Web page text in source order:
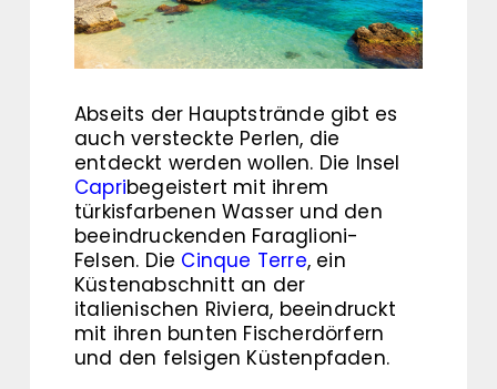
Abseits der Hauptstrände gibt es
auch versteckte Perlen, die
entdeckt werden wollen. Die Insel
Capribegeistert mit ihrem
türkisfarbenen Wasser und den
beeindruckenden Faraglioni-
Felsen. Die Cinque Terre, ein
Küstenabschnitt an der
italienischen Riviera, beeindruckt
mit ihren bunten Fischerdörfern
und den felsigen Küstenpfaden.